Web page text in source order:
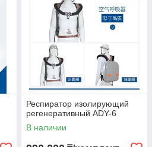
Респиратор изолирующий
регенеративный ADY-6
В наличии